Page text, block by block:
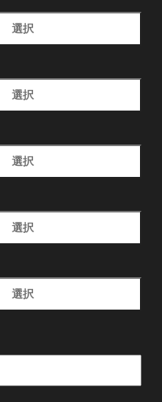
選択
選択
選択
選択
選択